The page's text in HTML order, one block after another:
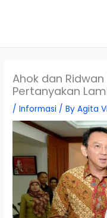
Ahok dan
Pertanyakan
/Informasi / ByAgita